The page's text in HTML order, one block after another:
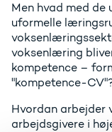
Men hvad med de
uformelle
voksenlæring
kompetence –
"kompetence-
Hvordan arbejder
arbejdsgivere i